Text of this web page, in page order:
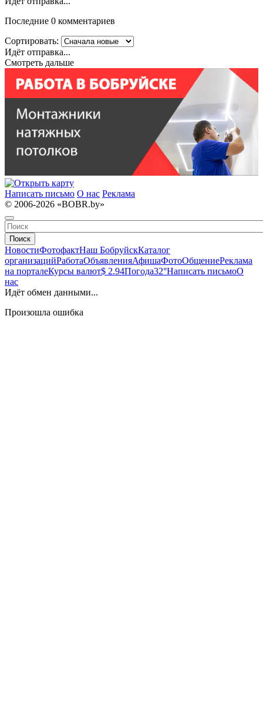
Последние 0 комментариев
Сортировать:
Идёт отправка...
Смотреть дальше
Написать письмо О нас Реклама
© 2006-2026 «BOBR.by»
Поиск
НовостиФотофактНаш БобруйскКаталог
организацийРаботаОбъявленияАфишаФотоОбщениеРеклама
на порталеКурсы валют$ 2.94Погода32°Написать письмоО
нас
Идёт обмен данными...
Произошла ошибка